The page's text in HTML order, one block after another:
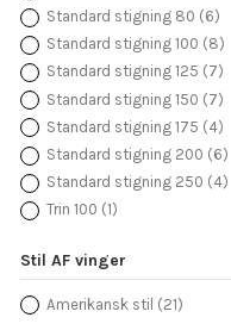
Standard stigning 80 (6)
Standard stigning 100 (8)
Standard stigning 125 (7)
Standard stigning 150 (7)
Standard stigning 175 (4)
Standard stigning 200 (6)
Standard stigning 250 (4)
Trin 100 (1)
Stil AF vinger
Amerikansk stil (21)